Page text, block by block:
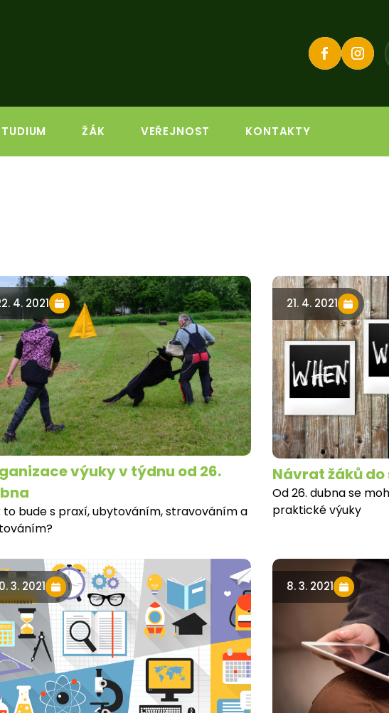
ŽÁK VEŘEJNOST KONTAKTY
4. 2021
výuky v týdnu od 26.
to bude s praxí, ubytováním, stravováním a
21. 4. 2021
Návrat žáků do
Od 26. dubna se
praktické výuky
3. 2021 8. 3. 2021